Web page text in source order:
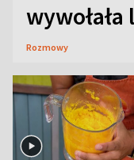
Rozmowy